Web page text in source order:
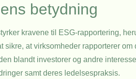
betydning
kravene til ESG-rapportering,
sikre, at virksomheder rapporterer
blandt investorer og andre
samt deres ledelsespraksis.